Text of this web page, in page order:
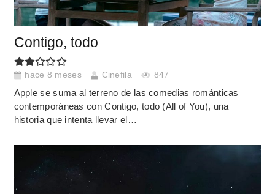
Contigo, todo
hace 8 meses Cinefila 847
Apple se suma al terreno de las comedias románticas
contemporáneas con Contigo, todo (All of You), una
historia que intenta llevar el…